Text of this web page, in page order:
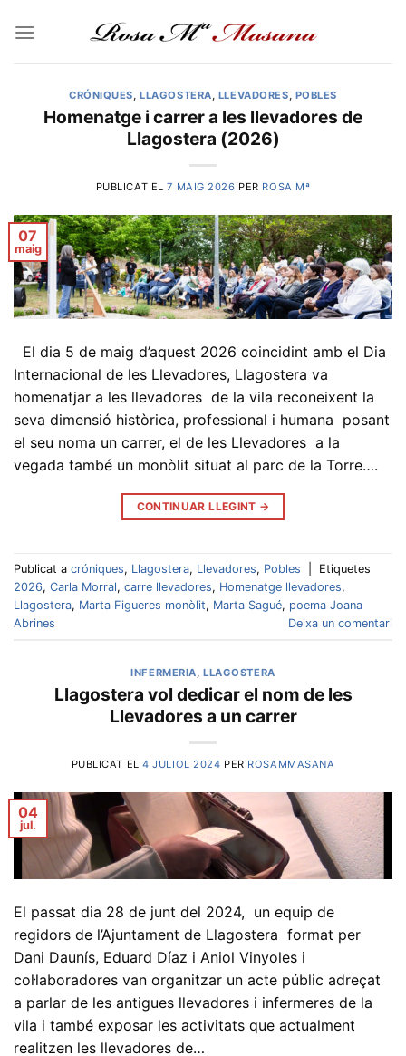
CRÓNIQUES,LLAGOSTERA, LLEVADORES, POBLES
Homenatge i carrer a les llevadores de
Llagostera (2026)
PUBLICAT EL7 MAIG 2026 PER ROSA Mª
07
maig
El dia 5 de maig d’aquest 2026 coincidint amb el Dia
Internacional de les Llevadores, Llagostera va
homenatjar a les llevadores de la vila reconeixent la
seva dimensió històrica, professional i humana posant
el seu noma un carrer, el de les Llevadores a la
vegada també un monòlit situat al parc de la Torre….
CONTINUAR LLEGINT →
Publicat a cróniques, Llagostera, Llevadores, Pobles
Etiquetes
2026, Carla Morral, carre llevadores, Homenatge llevadores,
Llagostera, Marta Figueres monòlit, Marta Sagué, poema Joana
Abrines
Deixa un comentari
INFERMERIA,LLAGOSTERA
Llagostera vol dedicar el nom de les
Llevadores a un carrer
PUBLICAT EL4 JULIOL 2024 PER ROSAMMASANA
04
jul.
El passat dia 28 de junt del 2024, un equip de
regidors de l’Ajuntament de Llagostera format per
Dani Daunís, Eduard Díaz i Aniol Vinyoles i
col·laboradores van organitzar un acte públic adreçat
a parlar de les antigues llevadores i infermeres de la
vila i també exposar les activitats que actualment
realitzen les llevadores de…